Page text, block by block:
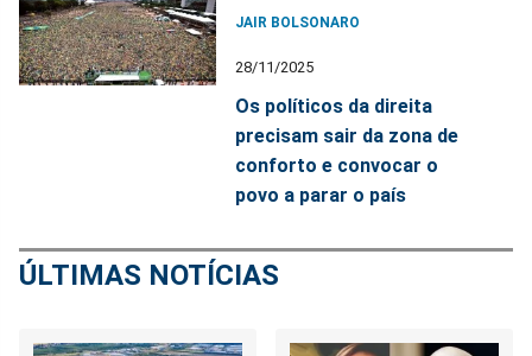
JAIR BOLSONARO
28/11/2025
Os políticos da direita
precisam sair da zona de
conforto e convocar o
povo a parar o país
ÚLTIMAS NOTÍCIAS